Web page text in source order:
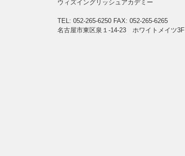
ウィズイングリッシュアカデミー
TEL: 052-265-6250 FAX: 052-265-6265
名古屋市東区泉１-14-23 ホワイトメイツ3F